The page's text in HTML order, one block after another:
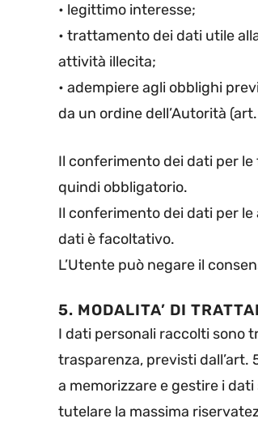
• legittimo interesse;
• trattamento dei dati utile
attività illecita;
• adempiere agli obblighi
da un ordine dell’Autorità
Il conferimento dei dati per
quindi obbligatorio.
Il conferimento dei dati per
dati è facoltativo.
L’Utente può negare il
5. MODALITA’ DI
I dati personali raccolti sono
trasparenza, previsti dall’art.
a memorizzare e gestire i
tutelare la massima